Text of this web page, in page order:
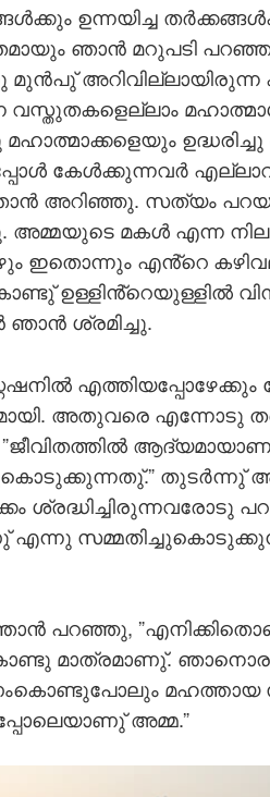
ഉന്നയിച്ച
ഞാന്‍ മറുപടി
അറിവില്ലായിരുന്ന
കേള്‍ക്കുന്നവര്‍
അറിഞ്ഞു. സത്യം
അമ്മയുടെ മകള്‍ എന്ന
ഇതൊന്നും എൻ്റെ
ഉള്ളിൻ്റെയുള്ളില്‍
ഞാന്‍ ശ്രമിച്ചു.
എത്തിയപ്പോഴേക്കും
അതുവരെ എന്നോടു
തുടര്‍ന്നു്
ശ്രദ്ധിച്ചിരുന്നവരോടു
എന്നു
പറഞ്ഞു,
മാത്രമാണു്. ഞാനൊരു
മഹത്തായ
അമ്മ.”